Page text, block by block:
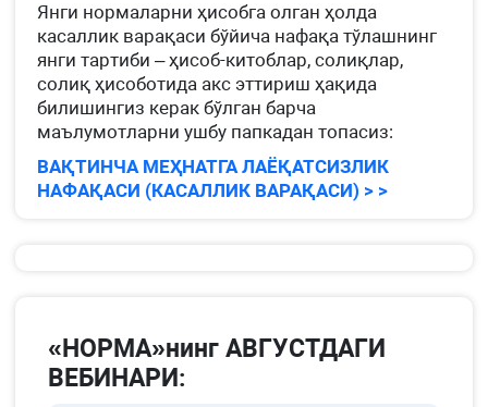
Янги нормаларни ҳисобга олган ҳолда
касаллик варақаси бўйича нафақа тўлашнинг
янги тартиби – ҳисоб-китоблар, солиқлар,
солиқ ҳисоботида акс эттириш ҳақида
билишингиз керак бўлган барча
маълумотларни ушбу папкадан топасиз:
ВАҚТИНЧА МЕҲНАТГА ЛАЁҚАТСИЗЛИК
НАФАҚАСИ (КАСАЛЛИК ВАРАҚАСИ) > >
«НОРМА»нинг АВГУСТДАГИ
ВЕБИНАРИ: